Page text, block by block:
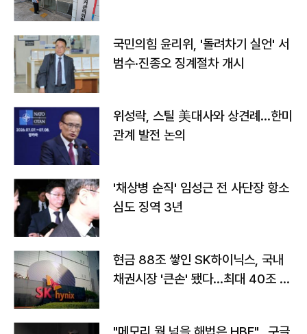
국민의힘 윤리위, '돌려차기 실언' 서
범수·진종오 징계절차 개시
위성락, 스틸 美대사와 상견례…한미
관계 발전 논의
'채상병 순직' 임성근 전 사단장 항소
심도 징역 3년
현금 88조 쌓인 SK하이닉스, 국내
채권시장 '큰손' 됐다…최대 40조 투